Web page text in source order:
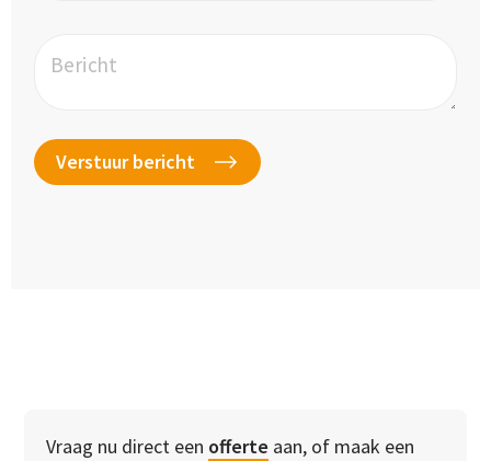
Bericht
Vraag nu direct een offerte aan, of maak een